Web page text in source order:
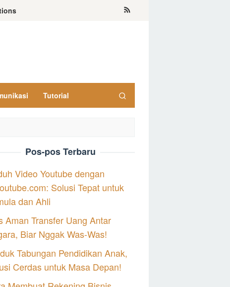
Tutorial
Pos-pos Terbaru
Video Youtube dengan
Solusi Tepat untuk
dan Ahli
Aman Transfer Uang Antar
Biar Nggak Was-Was!
Tabungan Pendidikan Anak,
Cerdas untuk Masa Depan!